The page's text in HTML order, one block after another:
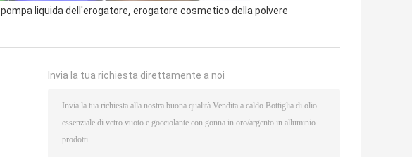
pompa liquida dell'erogatore, erogatore cosmetico della polvere
Invia la tua richiesta direttamente a noi